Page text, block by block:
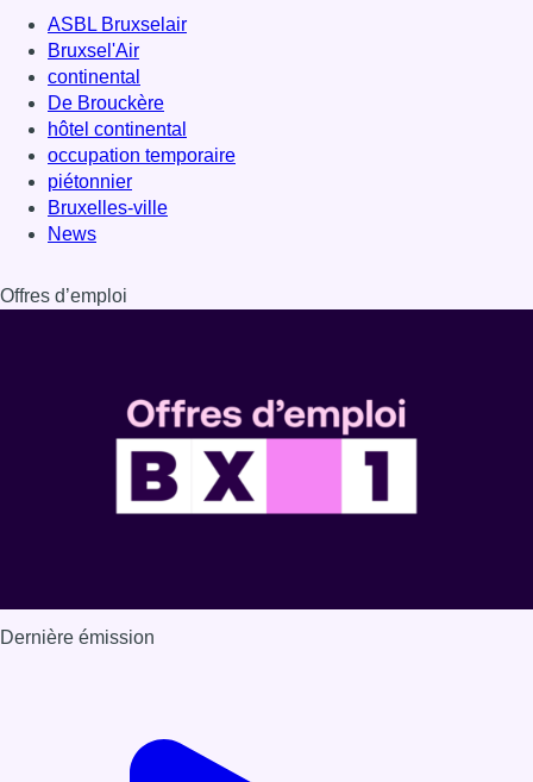
ASBL Bruxselair
Bruxsel'Air
continental
De Brouckère
hôtel continental
occupation temporaire
piétonnier
Bruxelles-ville
News
Offres d’emploi
Dernière émission